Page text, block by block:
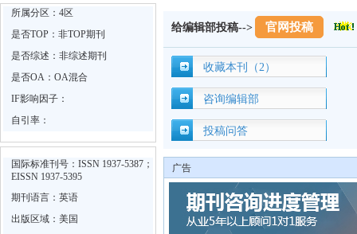
所属分区：4区
是否TOP：非TOP期刊
是否综述：非综述期刊
是否OA：OA混合
IF影响因子：
自引率：
国际标准刊号：ISSN 1937-5387；
EISSN 1937-5395
期刊语言：英语
出版区域：美国
给编辑部投稿--> 官网投稿
收藏本刊（2）
咨询编辑部
投稿问答
广告